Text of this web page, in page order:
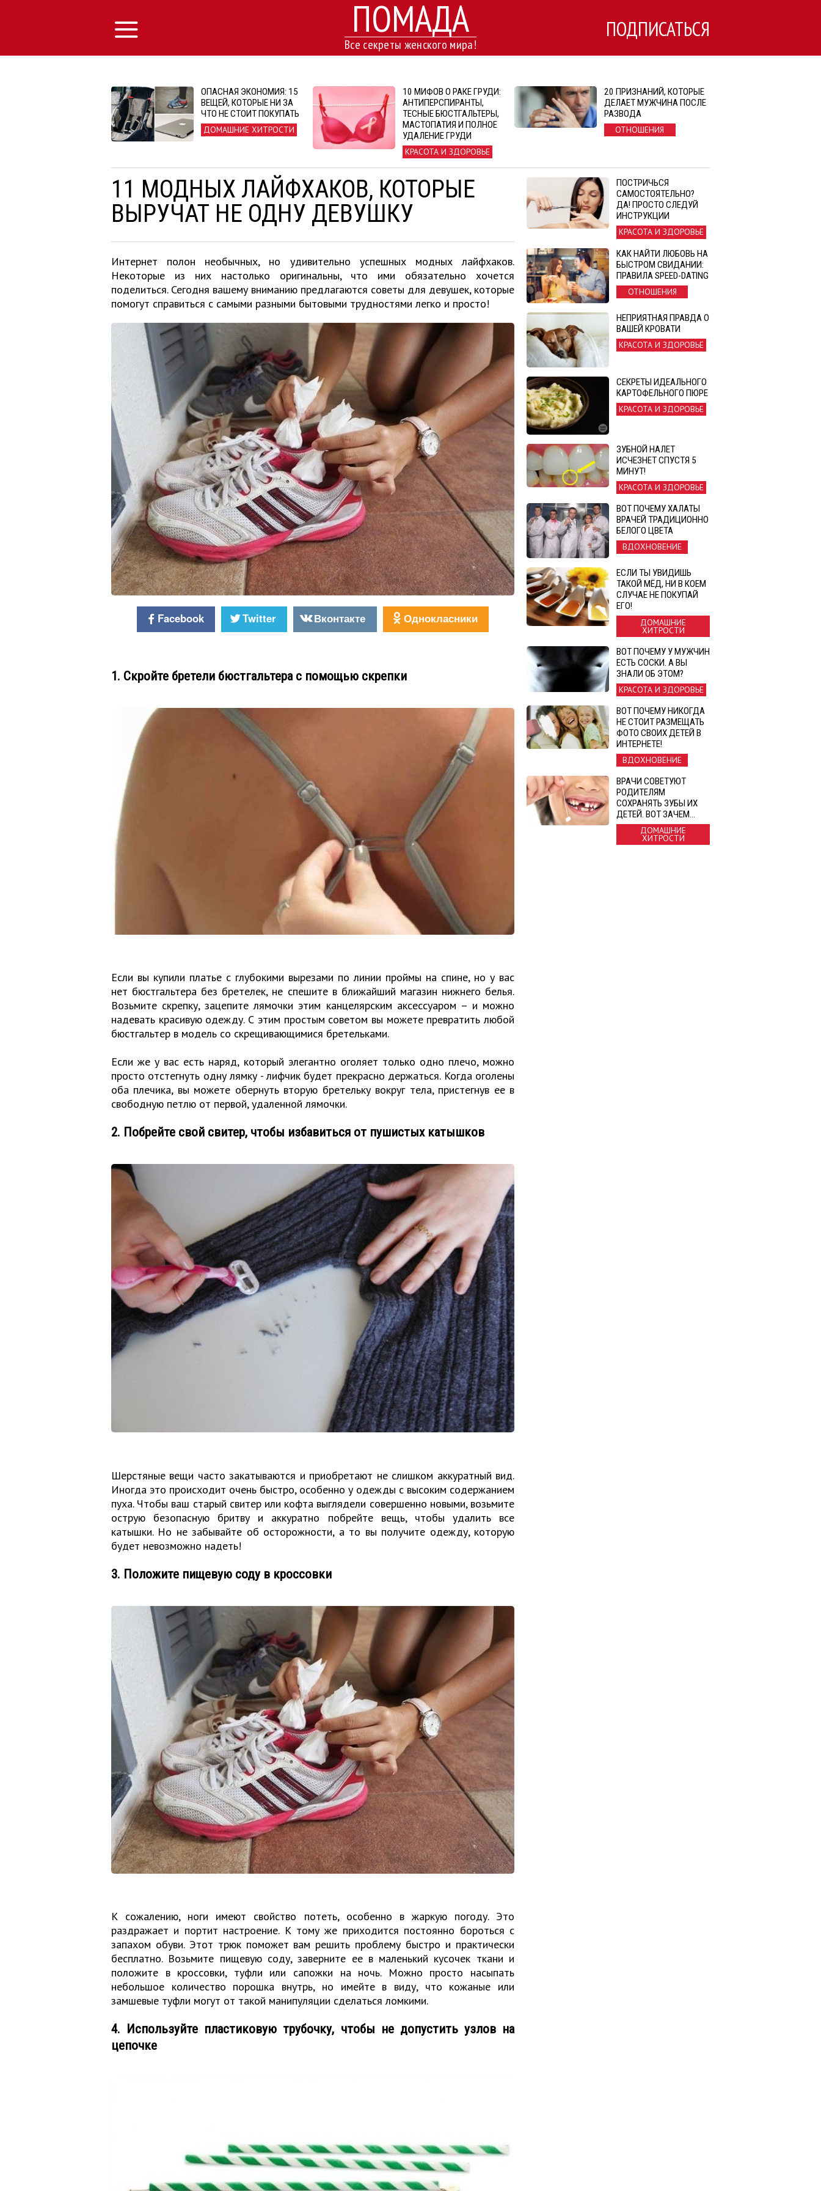
ПОМАДА
Все секреты женского мира!
ПОДПИСАТЬСЯ
ОПАСНАЯ ЭКОНОМИЯ: 15
ВЕЩЕЙ, КОТОРЫЕ НИ ЗА
ЧТО НЕ СТОИТ ПОКУПАТЬ
ДОМАШНИЕ ХИТРОСТИ
10 МИФОВ О РАКЕ ГРУДИ:
АНТИПЕРСПИРАНТЫ,
ТЕСНЫЕ БЮСТГАЛЬТЕРЫ,
МАСТОПАТИЯ И ПОЛНОЕ
УДАЛЕНИЕ ГРУДИ
КРАСОТА И ЗДОРОВЬЕ
20 ПРИЗНАНИЙ, КОТОРЫЕ
ДЕЛАЕТ МУЖЧИНА ПОСЛЕ
РАЗВОДА
ОТНОШЕНИЯ
11 МОДНЫХ ЛАЙФХАКОВ, КОТОРЫЕ
ВЫРУЧАТ НЕ ОДНУ ДЕВУШКУ
Интернет полон необычных, но удивительно успешных модных лайфхаков.
Некоторые из них настолько оригинальны, что ими обязательно хочется
поделиться. Сегодня вашему вниманию предлагаются советы для девушек, которые
помогут справиться с самыми разными бытовыми трудностями легко и просто!
Facebook Twitter Вконтакте Однокласники
1. Скройте бретели бюстгальтера с помощью скрепки
Если вы купили платье с глубокими вырезами по линии проймы на спине, но у вас
нет бюстгальтера без бретелек, не спешите в ближайший магазин нижнего белья.
Возьмите скрепку, зацепите лямочки этим канцелярским аксессуаром – и можно
надевать красивую одежду. С этим простым советом вы можете превратить любой
бюстгальтер в модель со скрещивающимися бретельками.
Если же у вас есть наряд, который элегантно оголяет только одно плечо, можно
просто отстегнуть одну лямку - лифчик будет прекрасно держаться. Когда оголены
оба плечика, вы можете обернуть вторую бретельку вокруг тела, пристегнув ее в
свободную петлю от первой, удаленной лямочки.
2. Побрейте свой свитер, чтобы избавиться от пушистых катышков
Шерстяные вещи часто закатываются и приобретают не слишком аккуратный вид.
Иногда это происходит очень быстро, особенно у одежды с высоким содержанием
пуха. Чтобы ваш старый свитер или кофта выглядели совершенно новыми, возьмите
острую безопасную бритву и аккуратно побрейте вещь, чтобы удалить все
катышки. Но не забывайте об осторожности, а то вы получите одежду, которую
будет невозможно надеть!
3. Положите пищевую соду в кроссовки
К сожалению, ноги имеют свойство потеть, особенно в жаркую погоду. Это
раздражает и портит настроение. К тому же приходится постоянно бороться с
запахом обуви. Этот трюк поможет вам решить проблему быстро и практически
бесплатно. Возьмите пищевую соду, заверните ее в маленький кусочек ткани и
положите в кроссовки, туфли или сапожки на ночь. Можно просто насыпать
небольшое количество порошка внутрь, но имейте в виду, что кожаные или
замшевые туфли могут от такой манипуляции сделаться ломкими.
4. Используйте пластиковую трубочку, чтобы не допустить узлов на
цепочке
ПОСТРИЧЬСЯ
САМОСТОЯТЕЛЬНО?
ДА! ПРОСТО СЛЕДУЙ
ИНСТРУКЦИИ
КРАСОТА И ЗДОРОВЬЕ
КАК НАЙТИ ЛЮБОВЬ НА
БЫСТРОМ СВИДАНИИ:
ПРАВИЛА SPEED-DATING
ОТНОШЕНИЯ
НЕПРИЯТНАЯ ПРАВДА О
ВАШЕЙ КРОВАТИ
КРАСОТА И ЗДОРОВЬЕ
СЕКРЕТЫ ИДЕАЛЬНОГО
КАРТОФЕЛЬНОГО ПЮРЕ
КРАСОТА И ЗДОРОВЬЕ
ЗУБНОЙ НАЛЕТ
ИСЧЕЗНЕТ СПУСТЯ 5
МИНУТ!
КРАСОТА И ЗДОРОВЬЕ
ВОТ ПОЧЕМУ ХАЛАТЫ
ВРАЧЕЙ ТРАДИЦИОННО
БЕЛОГО ЦВЕТА
ВДОХНОВЕНИЕ
ЕСЛИ ТЫ УВИДИШЬ
ТАКОЙ МЁД, НИ В КОЕМ
СЛУЧАЕ НЕ ПОКУПАЙ
ЕГО!
ДОМАШНИЕ
ХИТРОСТИ
ВОТ ПОЧЕМУ У МУЖЧИН
ЕСТЬ СОСКИ. А ВЫ
ЗНАЛИ ОБ ЭТОМ?
КРАСОТА И ЗДОРОВЬЕ
ВОТ ПОЧЕМУ НИКОГДА
НЕ СТОИТ РАЗМЕЩАТЬ
ФОТО СВОИХ ДЕТЕЙ В
ИНТЕРНЕТЕ!
ВДОХНОВЕНИЕ
ВРАЧИ СОВЕТУЮТ
РОДИТЕЛЯМ
СОХРАНЯТЬ ЗУБЫ ИХ
ДЕТЕЙ. ВОТ ЗАЧЕМ…
ДОМАШНИЕ
ХИТРОСТИ